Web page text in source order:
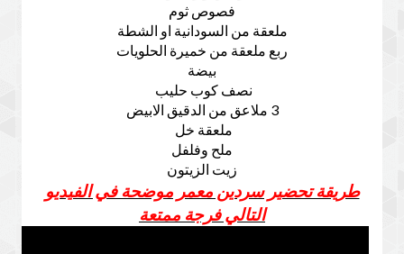
فصوص ثوم
ملعقة من السودانية او الشطة
ربع ملعقة من خميرة الحلويات
بيضة
نصف كوب حليب
3 ملاعق من الدقيق الابيض
ملعقة خل
ملح وفلفل
زيت الزيتون
طريقة تحضير سردين معمر موضحة في الفيديو
التالي فرجة ممتعة